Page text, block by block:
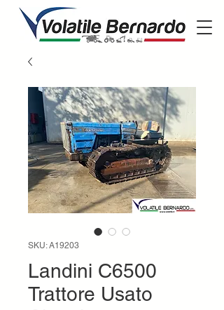
SKU: A19203
Landini C6500
Trattore Usato